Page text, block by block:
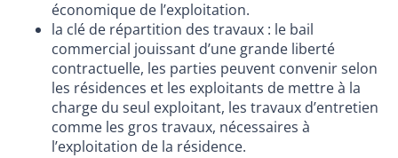
économique de l’exploitation.
la clé de répartition des travaux : le bail
commercial jouissant d’une grande liberté
contractuelle, les parties peuvent convenir selon
les résidences et les exploitants de mettre à la
charge du seul exploitant, les travaux d’entretien
comme les gros travaux, nécessaires à
l’exploitation de la résidence.